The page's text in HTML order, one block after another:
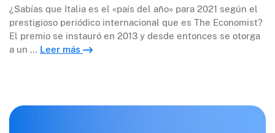
¿Sabías que Italia es el «país del año» para 2021 según el
prestigioso periódico internacional que es The Economist?
El premio se instauró en 2013 y desde entonces se otorga
a un … Leer más